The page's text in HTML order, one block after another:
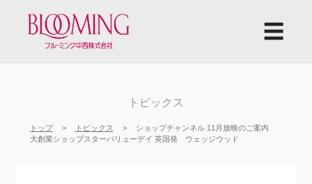
☰
トピックス
トップ トピックス
ショップチャンネル 11月放映のご案内
大創業ショップスターバリューデイ 英国発 ウェッジウッド